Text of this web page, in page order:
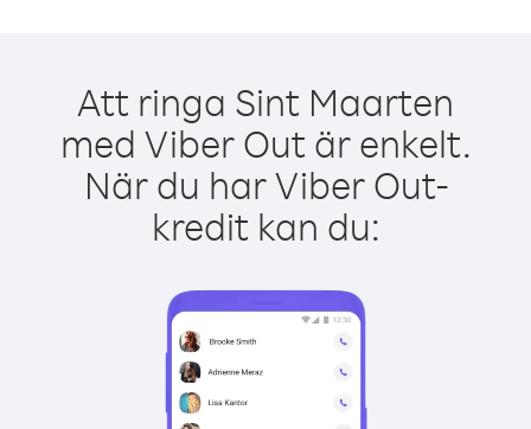
Att ringa Sint Maarten
med Viber Out är enkelt.
När du har Viber Out-
kredit kan du: